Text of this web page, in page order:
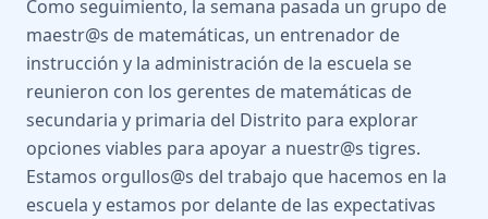
Como seguimiento, la semana pasada un grupo de
maestr@s de matemáticas, un entrenador de
instrucción y la administración de la escuela se
reunieron con los gerentes de matemáticas de
secundaria y primaria del Distrito para explorar
opciones viables para apoyar a nuestr@s tigres.
Estamos orgullos@s del trabajo que hacemos en la
escuela y estamos por delante de las expectativas